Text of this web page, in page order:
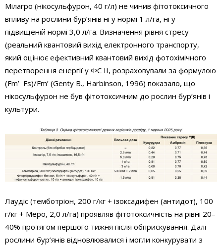
Мілагро (нікосульфурон, 40 г/л) не чинив фітотоксичного
впливу на рослини бур’янів ні у нормі 1 л/га, ні у
підвищеній нормі 3,0 л/га. Визначення рівня стресу
(реальний квантовий вихід електронного транспорту,
який оцінює ефективний квантовий вихід фотохімічного
перетворення енергії у ФС ІІ, розраховували за формулою
(Fm’ ­ Fs)/Fm’ (Genty B., Harbinson, 1996) показало, що
нікосульфурон не був фітотоксичним до рослин бур’янів і
культури.
Лаудіс (темботріон, 200 г/кг + ізоксадифен (антидот), 100
г/кг + Меро, 2,0 л/га) проявляв фітотоксичність на рівні 20–
40% протягом першого тижня після обприскування. Далі
рослини бур’янів відновлювалися і могли конкурувати з